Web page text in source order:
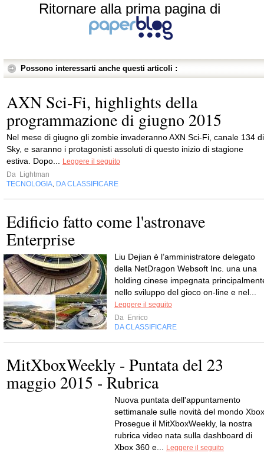
Ritornare alla prima pagina di
Possono interessarti anche questi articoli :
AXN Sci-Fi, highlights della
programmazione di giugno 2015
Nel mese di giugno gli zombie invaderanno AXN Sci-Fi, canale 134 di
Sky, e saranno i protagonisti assoluti di questo inizio di stagione
estiva. Dopo...
Leggere il seguito
Da Lightman
TECNOLOGIA DA CLASSIFICARE
Edificio fatto come l'astronave
Enterprise
Liu Dejian è l’amministratore delegato
della NetDragon Websoft Inc. una una
holding cinese impegnata
nello sviluppo del gioco on-line e nel...
Leggere il seguito
Da Enrico
DA CLASSIFICARE
MitXboxWeekly - Puntata del 23
maggio 2015 - Rubrica
Nuova puntata dell'appuntamento
settimanale sulle novità del mondo Xbox
Prosegue il MitXboxWeekly, la nostra
rubrica video nata sulla dashboard di
Xbox 360 e...
Leggere il seguito